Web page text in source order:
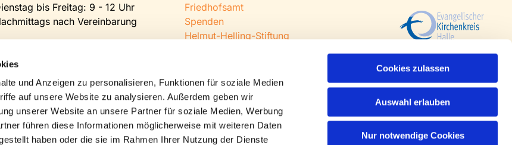
und Anzeigen zu personalisieren, Funktionen für soziale Medien
auf unsere Website zu analysieren. Außerdem geben wir
unserer Website an unsere Partner für soziale Medien, Werbung
führen diese Informationen möglicherweise mit weiteren Daten
haben oder die sie im Rahmen Ihrer Nutzung der Dienste
Cookies zulassen
Auswahl erlauben
Nur notwendige Cookies
bis Freitag: 9 - 12 Uhr
nach Vereinbarung
0 52 04 / 25 65
gemeindeamt@kirche-
Friedhofsamt
Spenden
Helmut-Helling-Stiftung